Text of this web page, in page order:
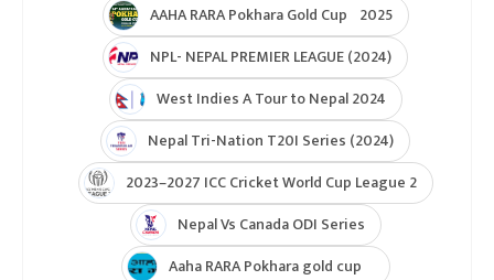
AAHA RARA Pokhara Gold Cup 2025
NPL- NEPAL PREMIER LEAGUE (2024)
West Indies A Tour to Nepal 2024
Nepal Tri-Nation T20I Series (2024)
2023–2027 ICC Cricket World Cup League 2
Nepal Vs Canada ODI Series
Aaha RARA Pokhara gold cup